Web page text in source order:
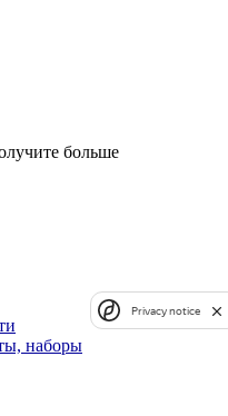
больше
наборы
Privacy notice